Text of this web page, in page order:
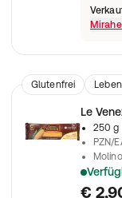
Glutenfrei
Le
250 g
PZN/
€